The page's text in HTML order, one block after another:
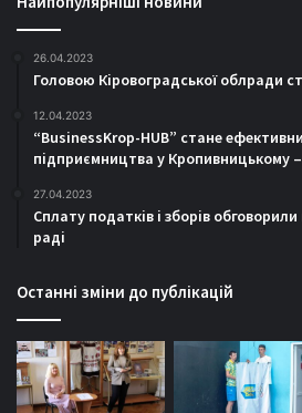
26.04.2023
Головою Кіровоградської облради
12.04.2023
“BusinessKrop-HUB” стане
підприємництва у Кропивницькому
27.04.2023
Сплату податків і зборів
раді
Останні зміни до публікацій